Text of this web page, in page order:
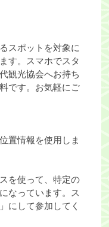
スポットを対象に
す。スマホでスタ
観光協会へお持ち
です。お気軽にご
置情報を使用しま
を使って、特定の
なっています。ス
にして参加してく